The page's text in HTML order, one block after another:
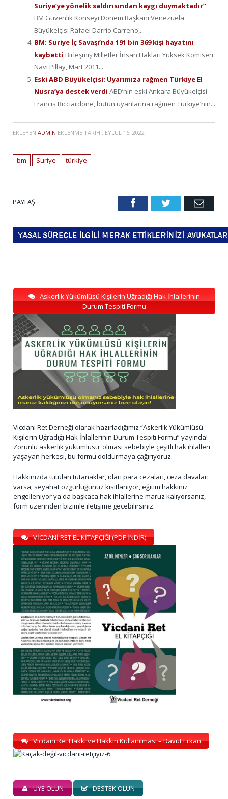
Suriye’ye yönelik saldırısından kaygı duymaktadır”
BM Güvenlik Konseyi Dönem Başkanı Venezuela
Büyükelçisi Rafael Darrio Carreno,...
BM: Suriye İç Savaşı’nda 191 bin 369 kişi hayatını
kaybetti Birleşmiş Milletler İnsan Hakları Yüksek Komiseri
Navi Pillay, Mart 2011...
Eski ABD Büyükelçisi: Uyarımıza rağmen Türkiye El
Nusra’ya destek verdi ABD’nin eski Ankara Büyükelçisi
Francis Ricciardone, bütün uyarılarına rağmen Türkiye’nin...
EKLEYEN ADMIN EKLENME TARIHI: EYLÜL 16, 2022
bm Suriye türkiye
PAYLAŞ. FacebookTwitter Email
Askerlik Yükümlüsü Kişilerin Uğradığı Hak İhlallerinin
Durum Tespiti Formu
Vicdani Ret Derneği olarak hazırladığımız “Askerlik Yükümlüsü
Kişilerin Uğradığı Hak İhlallerinin Durum Tespiti Formu” yayında!
Zorunlu askerlik yükümlüsü olması sebebiyle çeşitli hak ihlalleri
yaşayan herkesi, bu formu doldurmaya çağırıyoruz.
Hakkınızda tutulan tutanaklar, idari para cezaları, ceza davaları
varsa; seyahat özgürlüğünüz kısıtlanıyor, eğitim hakkınız
engelleniyor ya da başkaca hak ihlallerine maruz kalıyorsanız,
form üzerinden bizimle iletişime geçebilirsiniz.
VİCDANİ RET EL KİTAPÇIĞI (PDF İNDİR)
Vicdani Ret Hakkı ve Hakkın Kullanılması – Davut Erkan
ÜYE OLUN DESTEK OLUN